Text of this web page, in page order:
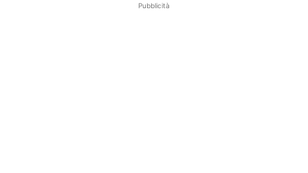
Pubblicità